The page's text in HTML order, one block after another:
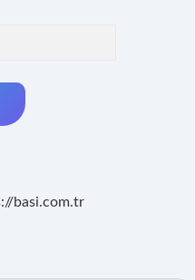
basi.com.tr